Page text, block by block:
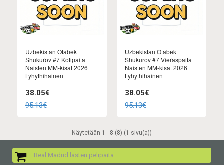
Uzbekistan Otabek
Shukurov #7 Kotipaita
Naisten MM-kisat 2026
Lyhythihainen
38.05€
95.13€
Uzbekistan Otabek
Shukurov #7 Vieraspaita
Naisten MM-kisat 2026
Lyhythihainen
38.05€
95.13€
Näytetään 1 - 8 (8) (1 sivu(a))
Real Madrid lasten pelipaita